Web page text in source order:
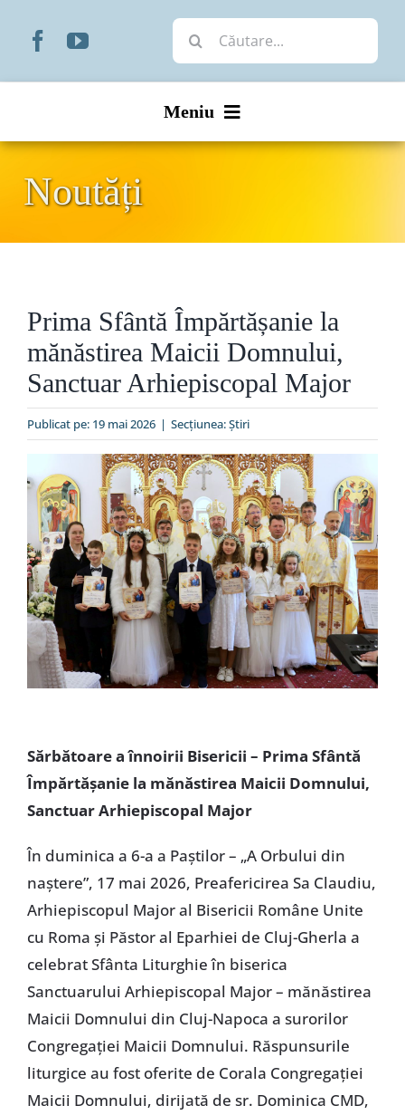
Cautare...
Meniu
Organizare
Liturgic
Special
Noutăți
Prima Sfântă Împărtășanie la
mănăstirea Maicii Domnului,
Sanctuar Arhiepiscopal Major
Publicat pe: 19 mai 2026 | Secțiunea:Ştiri
Sărbătoare a înnoirii Bisericii – Prima Sfântă
Împărtășanie la mănăstirea Maicii Domnului,
Sanctuar Arhiepiscopal Major
În duminica a 6-a a Paștilor – „A Orbului din
naștere”, 17 mai 2026, Preafericirea Sa Claudiu,
Arhiepiscopul Major al Bisericii Române Unite
cu Roma și Păstor al Eparhiei de Cluj-Gherla a
celebrat Sfânta Liturghie în biserica
Sanctuarului Arhiepiscopal Major – mănăstirea
Maicii Domnului din Cluj-Napoca a surorilor
Congregației Maicii Domnului. Răspunsurile
liturgice au fost oferite de Corala Congregației
Maicii Domnului, dirijată de sr. Dominica CMD,